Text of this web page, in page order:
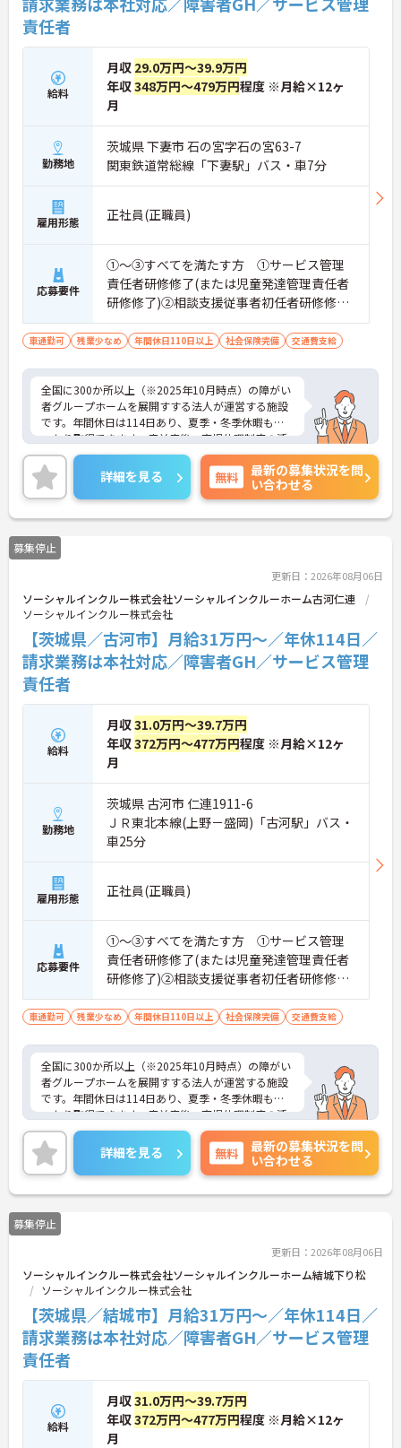
責任者
給料
月収 29.0万円～39.9万円
年収348万円～479万円程度 ※月給×12ヶ
月
勤務地
茨城県 下妻市 石の宮字石の宮63-7
関東鉄道常総線「下妻駅」バス・車7分
雇用形態 正社員(正職員)
応募要件
①～③すべてを満たす方 ①サービス管理
責任者研修修了(または児童発達管理責任者
研修修了)②相談支援従事者初任者研修修了
(または相談支援従事者実務者研修修了)③普
通自動車運転免許(AT限定可)
車通勤可 残業少なめ 年間休日110日以上 社会保険完備 交通費支給
全国に300か所以上（※2025年10月時点）の障がい
者グループホームを展開すする法人が運営する施設
です。年間休日は114日あり、夏季・冬季休暇もし
っかり取得できます。産前産後・育児休暇制度の活
用実績も豊富で、子育て中の方も多数活躍してお
り、ライフステージに変化があっても安心して長く
働ける環境です。職場では20代から60代まで幅広い
年代のスタッフがそれぞれの経験を活かして活躍し
ています。一般社員研修や外部勉強会受講支援な
ど、スキルアップを支える制度が整っているため安
心です。また、請求・申請業務は本社専門部署が一
す。キャリアアップを目指したい方、プライベート
と両立しながら専門性を高めたい方におすすめで
す。ご興味のある方は詳細等をお伝えしますので、
お気軽にお問い合わせください。
詳細を見る 無料
最新の募集状況を問
い合わせる
募集停止
更新日：2026年08月06日
ソーシャルインクルー株式会社ソーシャルインクルーホーム古河仁連
ソーシャルインクルー株式会社
【茨城県／古河市】月給31万円～／年休114日／
請求業務は本社対応／障害者GH／サービス管理
責任者
給料
月収31.0万円～39.7万円
年収372万円～477万円程度 ※月給×12ヶ
月
勤務地
茨城県 古河市 仁連1911-6
ＪＲ東北本線(上野－盛岡)「古河駅」バス・
車25分
雇用形態 正社員(正職員)
応募要件
①～③すべてを満たす方 ①サービス管理
責任者研修修了(または児童発達管理責任者
研修修了)②相談支援従事者初任者研修修了
(または相談支援従事者実務者研修修了)③普
通自動車運転免許(AT限定可)
車通勤可 残業少なめ 年間休日110日以上 社会保険完備 交通費支給
全国に300か所以上（※2025年10月時点）の障がい
者グループホームを展開すする法人が運営する施設
です。年間休日は114日あり、夏季・冬季休暇もし
っかり取得できます。産前産後・育児休暇制度の活
用実績も豊富で、子育て中の方も多数活躍してお
り、ライフステージに変化があっても安心して長く
働ける環境です。職場では20代から60代まで幅広い
年代のスタッフがそれぞれの経験を活かして活躍し
ています。一般社員研修や外部勉強会受講支援な
ど、スキルアップを支える制度が整っているため安
心です。また、請求・申請業務は本社専門部署が一
す。キャリアアップを目指したい方、プライベート
と両立しながら専門性を高めたい方におすすめで
す。ご興味のある方は詳細等をお伝えしますので、
お気軽にお問い合わせください。
詳細を見る 無料
最新の募集状況を問
い合わせる
募集停止
更新日：2026年08月06日
ソーシャルインクルー株式会社ソーシャルインクルーホーム結城下り松
ソーシャルインクルー株式会社
【茨城県／結城市】月給31万円～／年休114日／
請求業務は本社対応／障害者GH／サービス管理
責任者
給料
月収31.0万円～39.7万円
年収372万円～477万円程度 ※月給×12ヶ
月